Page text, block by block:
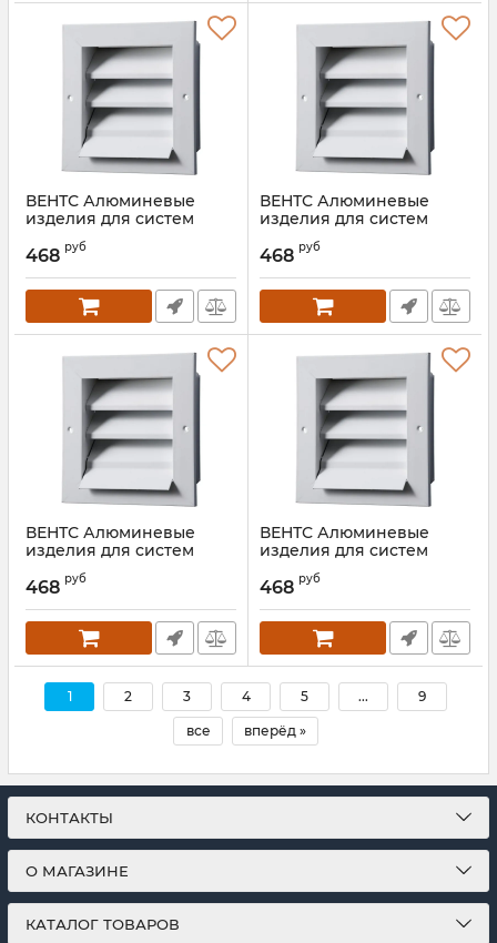
ВЕНТС Алюминевые
изделия для систем
вентиляции ОРГ 800*200
Артикул:
468 руб
ВЕНТС Алюминевые
изделия для систем
вентиляции ОРГ 500*300
Артикул:
468 руб
ВЕНТС Алюминевые
изделия для систем
вентиляции РН 400*200
Артикул:
468 руб
ВЕНТС Алюминевые
изделия для систем
вентиляции РН 400*300
Артикул:
468 руб
1 2 3 4 5 ... 9
все вперёд »
КОНТАКТЫ
О МАГАЗИНЕ
КАТАЛОГ ТОВАРОВ